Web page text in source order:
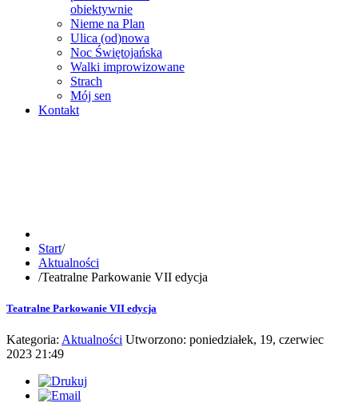
obiektywnie
Nieme na Plan
Ulica (od)nowa
Noc Świętojańska
Walki improwizowane
Strach
Mój sen
Kontakt
Start/
Aktualności
/Teatralne Parkowanie VII edycja
Teatralne Parkowanie VII edycja
Kategoria: Aktualności Utworzono: poniedziałek, 19, czerwiec
2023 21:49